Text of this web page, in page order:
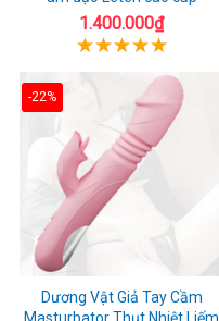
1.400.000₫
-22%
Dương Vật Giả Tay Cầm
Masturbator Thụt Nhiệt Liếm